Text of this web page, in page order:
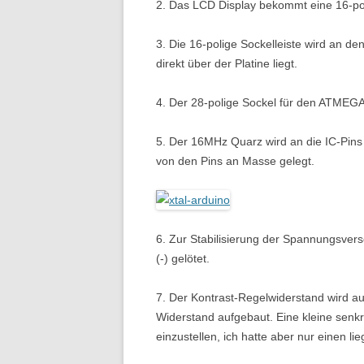
2. Das LCD Display bekommt eine 16-
3. Die 16-polige Sockelleiste wird an
direkt über der Platine liegt.
4. Der 28-polige Sockel für den
5. Der 16MHz Quarz wird an die IC-
von den Pins an Masse gelegt.
6. Zur Stabilisierung der
(-) gelötet.
7. Der Kontrast-Regelwiderstand wird
Widerstand aufgebaut. Eine kleine
einzustellen, ich hatte aber nur einen